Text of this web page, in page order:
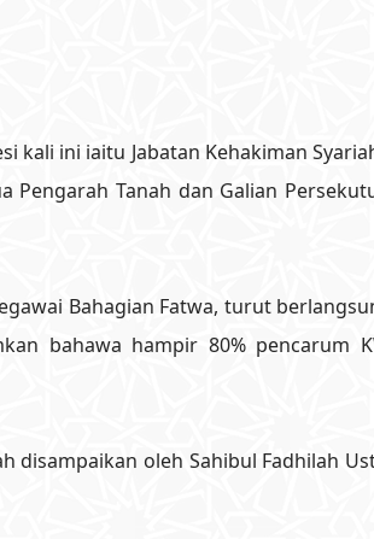
ini iaitu Jabatan Kehakiman
Pengarah Tanah dan Galian
Bahagian Fatwa, turut
bahawa hampir 80% pencarum
disampaikan oleh Sahibul Fadhilah